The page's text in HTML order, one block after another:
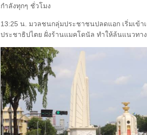
กำลังทุกๆ ชั่วโมง
13:25 น. มวลชนกลุ่มประชาชนปลดแอก เริ่มเข้
ประชาธิปไตย ฝั่งร้านแมคโดนัล ทำให้ล้นแนวทาง